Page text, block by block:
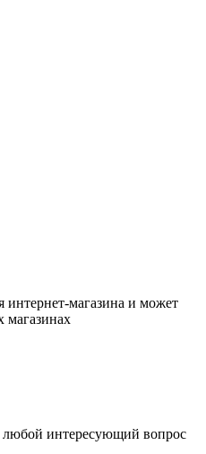
интернет-магазина и может
магазинах
интересующий вопрос